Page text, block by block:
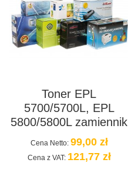
Toner EPL
5700/5700L, EPL
5800/5800L zamiennik
Cena Netto: 99,00 zł
Cena z VAT: 121,77 zł